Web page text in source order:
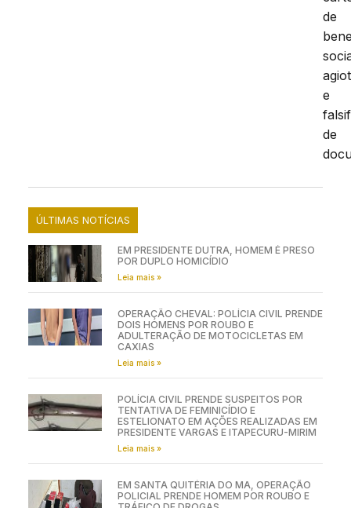
de
e
de
ÚLTIMAS NOTÍCIAS
EM PRESIDENTE DUTRA, HOMEM É PRESO
POR DUPLO HOMICÍDIO
Leia mais »
OPERAÇÃO CHEVAL: POLÍCIA CIVIL PRENDE
DOIS HOMENS POR ROUBO E
ADULTERAÇÃO DE MOTOCICLETAS EM
CAXIAS
Leia mais »
POLÍCIA CIVIL PRENDE SUSPEITOS POR
TENTATIVA DE FEMINICÍDIO E
ESTELIONATO EM AÇÕES REALIZADAS EM
PRESIDENTE VARGAS E ITAPECURU-MIRIM
Leia mais »
EM SANTA QUITÉRIA DO MA, OPERAÇÃO
POLICIAL PRENDE HOMEM POR ROUBO E